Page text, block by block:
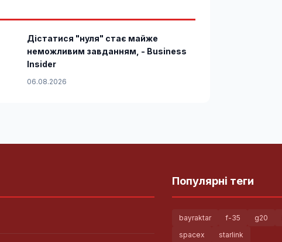
Дістатися "нуля" стає майже
неможливим завданням, - Business
Insider
06.08.2026
Популярні теги
bayraktar f-35 g20
spacex
starlink